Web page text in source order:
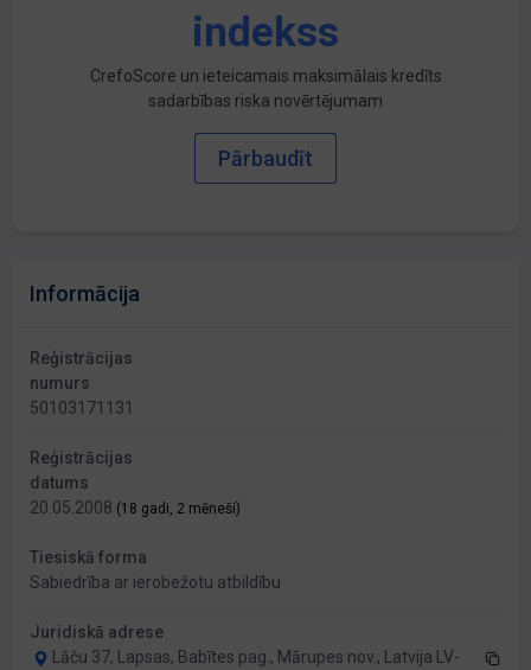
indekss
CrefoScore un ieteicamais maksimālais kredīts
sadarbības riska novērtējumam
Pārbaudīt
Informācija
Reģistrācijas
numurs
50103171131
Reģistrācijas
datums
20.05.2008 (18 gadi, 2 mēneši)
Tiesiskā forma
Sabiedrība ar ierobežotu atbildību
Juridiskā adrese
Lāču 37, Lapsas, Babītes pag., Mārupes nov., Latvija LV-